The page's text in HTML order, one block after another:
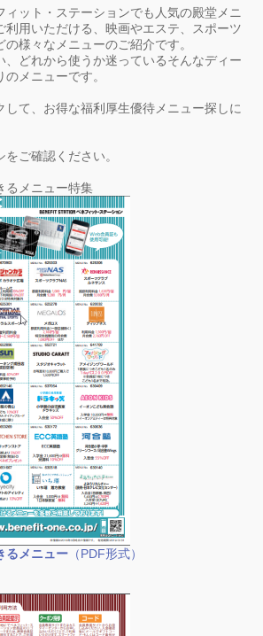
ィット・ステーションでも人気の殿堂メニ
利用いただける、映画やエステ、スポーツ
様々なメニューのご紹介です。
、どれから使うか迷っているそんなディー
メニューです。
して、お得な福利厚生優待メニュー探しに
ご確認ください。
るメニュー特集
るメニュー （PDF形式）